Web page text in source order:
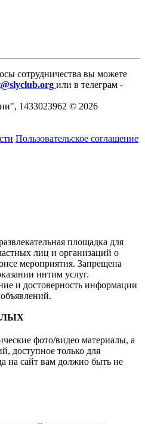
сотрудничества вы можете
или в телеграм -
1433023962 © 2026
Пользовательское соглашение
площадка для
лиц и организаций о
мероприятия. Запрещена
интим услуг.
и достоверность информации
фото/видео материалы, а
доступное только для
на сайт вам должно быть не